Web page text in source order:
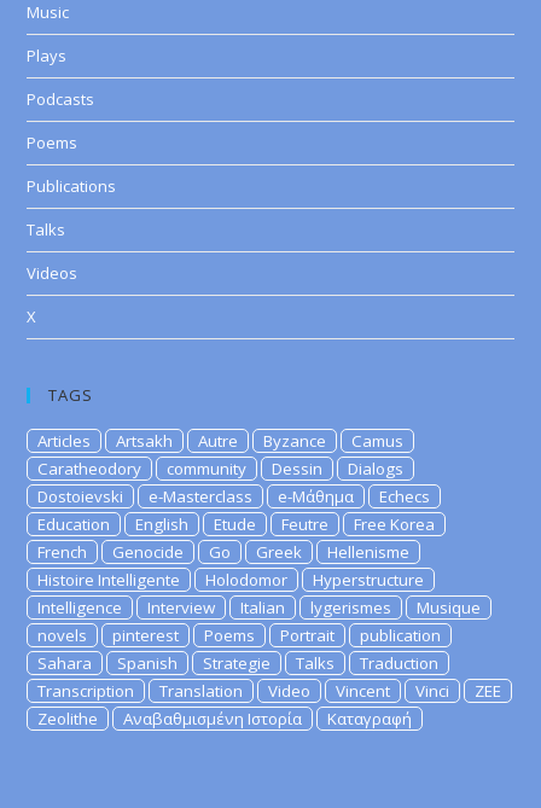
Music
Plays
Podcasts
Poems
Publications
Talks
Videos
X
TAGS
Articles Artsakh Autre Byzance
Camus
Caratheodory
community Dessin
Dialogs
Dostoievski
e-Masterclass e-Μάθημα
Echecs
Education
English Etude Feutre
Free Korea
French
Genocide Go Greek
Hellenisme
Histoire Intelligente
Holodomor
Hyperstructure
Intelligence
Interview Italian lygerismes
Musique
novels
pinterest Poems Portrait
publication
Sahara
Spanish Strategie Talks
Traduction
Transcription
Translation Video Vincent Vinci
ZEE
Zeolithe
Αναβαθμισμένη Ιστορία Καταγραφή